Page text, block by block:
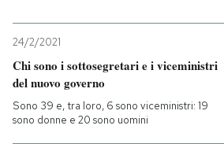
24/2/2021
Chi sono i sottosegretari e i viceministri
del nuovo governo
Sono 39 e, tra loro, 6 sono viceministri: 19
sono donne e 20 sono uomini